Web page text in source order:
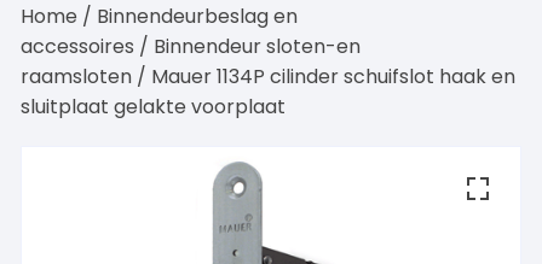
Home / Binnendeurbeslag en
accessoires / Binnendeur sloten-en
raamsloten / Mauer 1134P cilinder schuifslot haak en
sluitplaat gelakte voorplaat